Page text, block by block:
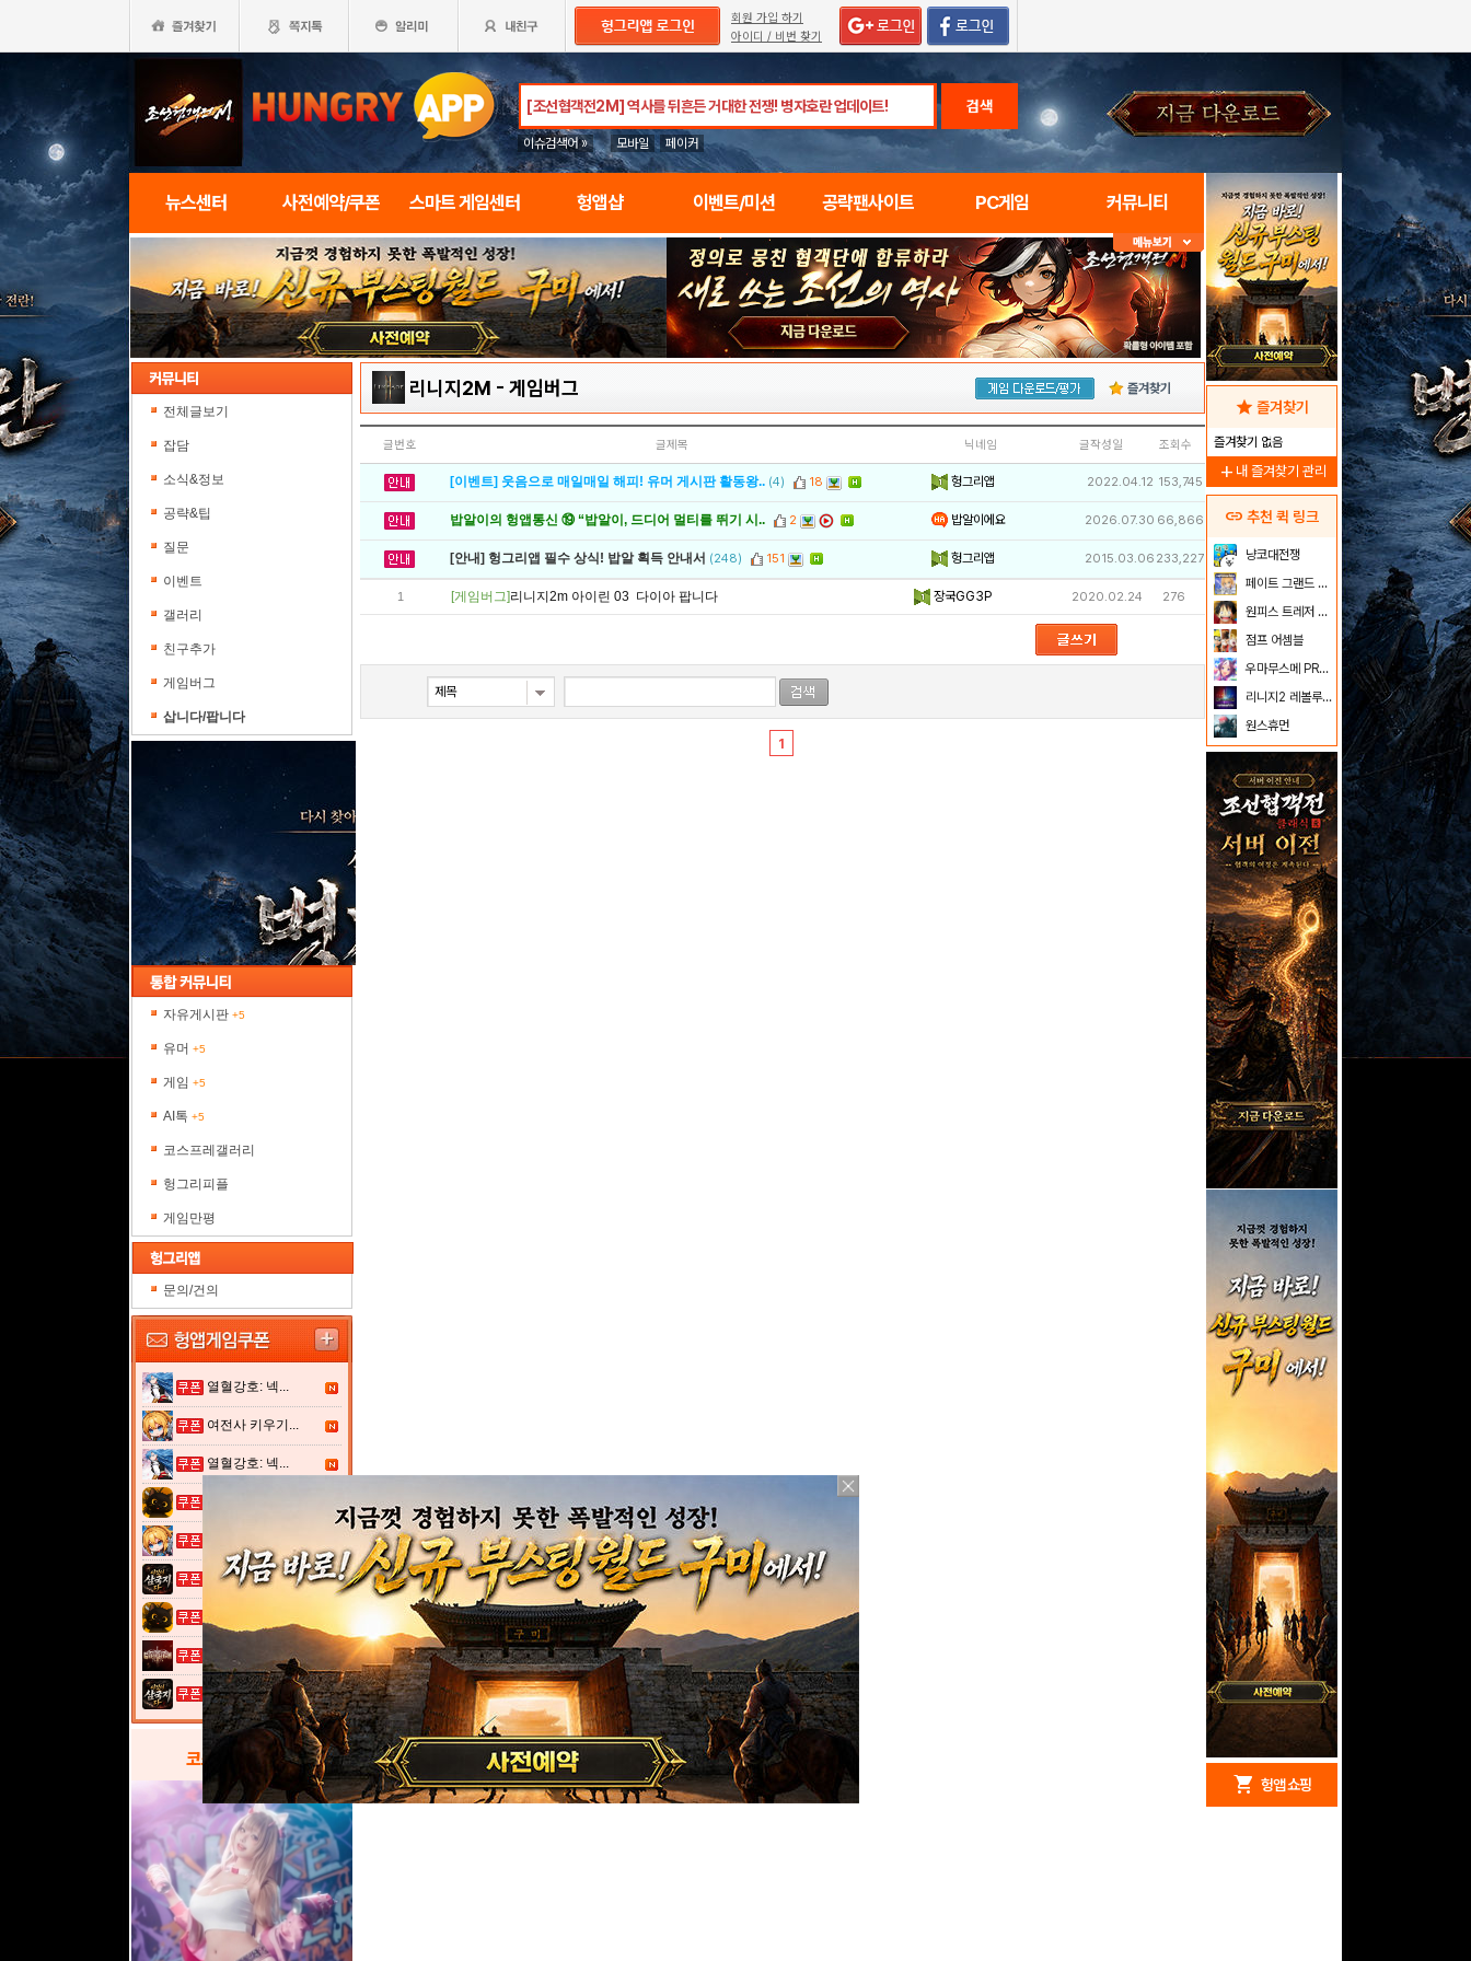
회원 가입 하기
아이디 / 비번 찾기
검색
이슈검색어 » 모바일 페이커
뉴스센터 사전예약/쿠폰 스마트 게임센터 헝앱샵 이벤트/미션 공략팬사이트 PC게임 커뮤니티
전체글보기
잡담
소식&정보
공략&팁
질문
이벤트
갤러리
친구추가
게임버그
삽니다/팝니다
자유게시판 +5
유머 +5
게임 +5
AI톡 +5
코스프레갤러리
헝그리피플
게임만평
문의/건의
열혈강호: 넥...
여전사 키우기...
열혈강호: 넥...
이것이 삼국지...
이것이 삼국지...
코스프레 갤러리
리니지2M - 게임버그 즐겨찾기
글번호 글제목 닉네임 글작성일 조회수
[이벤트] 웃음으로 매일매일 해피! 유머 게시판 활동왕.. (4) 18 헝그리앱 2022.04.12 153,745
밥알이의 헝앱통신 ⑲ “밥알이, 드디어 멀티를 뛰기 시.. 2 밥알이에요 2026.07.30 66,866
[안내] 헝그리앱 필수 상식! 밥알 획득 안내서 (248) 151 헝그리앱 2015.03.06 233,227
1 [게임버그]리니지2m 아이린 03 다이아 팝니다 장국GG3P 2020.02.24 276
1
star 즐겨찾기
즐겨찾기 없음
add 내 즐겨찾기 관리
link 추천 퀵 링크
냥코대전쟁
페이트 그랜드 오더
원피스 트레저 크루즈
점프 어셈블
우마무스메 PRETTY DERBY
리니지2 레볼루션
원스휴먼
shopping_cart 헝앱 쇼핑